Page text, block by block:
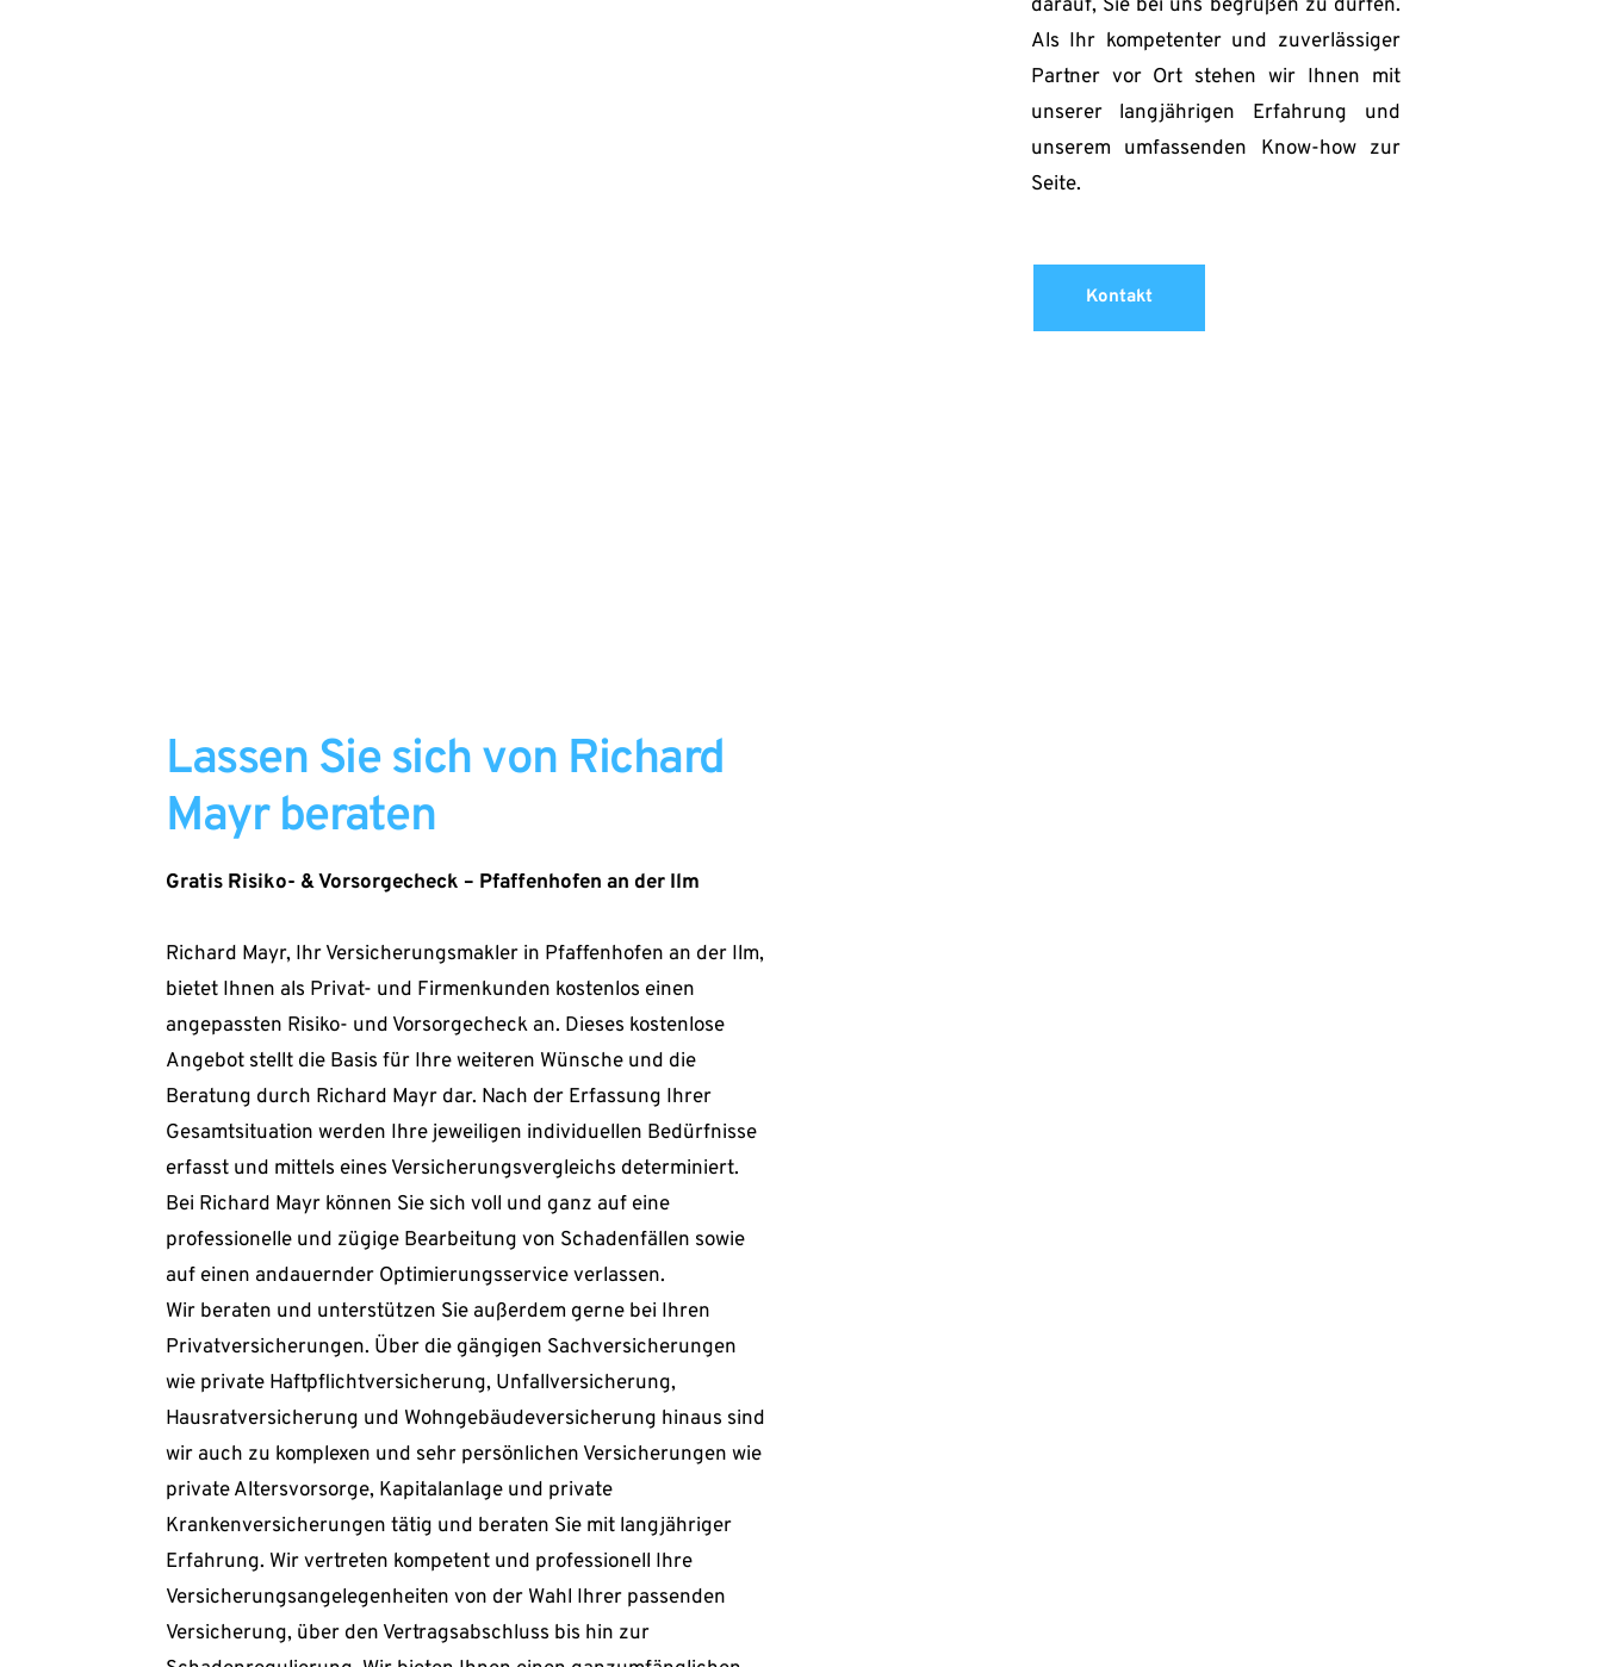
darauf, Sie bei uns begrüßen zu dürfen.
Als Ihr kompetenter und zuverlässiger
Partner vor Ort stehen wir Ihnen mit
unserer langjährigen Erfahrung und
unserem umfassenden Know-how zur
Seite.
Kontakt
Lassen Sie sich von Richard
Mayr beraten
Gratis Risiko- & Vorsorgecheck – Pfaffenhofen an der Ilm
Richard Mayr, Ihr Versicherungsmakler in Pfaffenhofen an der Ilm,
bietet Ihnen als Privat- und Firmenkunden kostenlos einen
angepassten Risiko- und Vorsorgecheck an. Dieses kostenlose
Angebot stellt die Basis für Ihre weiteren Wünsche und die
Beratung durch Richard Mayr dar. Nach der Erfassung Ihrer
Gesamtsituation werden Ihre jeweiligen individuellen Bedürfnisse
erfasst und mittels eines Versicherungsvergleichs determiniert.
Bei Richard Mayr können Sie sich voll und ganz auf eine
professionelle und zügige Bearbeitung von Schadenfällen sowie
auf einen andauernder Optimierungsservice verlassen.
Wir beraten und unterstützen Sie außerdem gerne bei Ihren
Privatversicherungen. Über die gängigen Sachversicherungen
wie private Haftpflichtversicherung, Unfallversicherung,
Hausratversicherung und Wohngebäudeversicherung hinaus sind
wir auch zu komplexen und sehr persönlichen Versicherungen wie
private Altersvorsorge, Kapitalanlage und private
Krankenversicherungen tätig und beraten Sie mit langjähriger
Erfahrung. Wir vertreten kompetent und professionell Ihre
Versicherungsangelegenheiten von der Wahl Ihrer passenden
Versicherung, über den Vertragsabschluss bis hin zur